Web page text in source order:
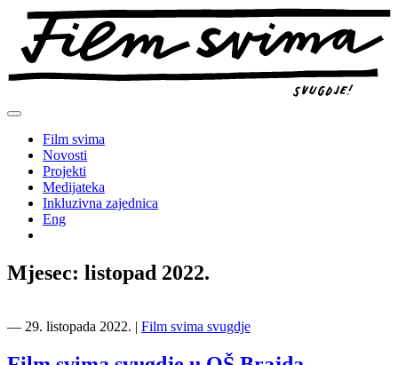
Preskoči
sadržaj
Film svima
Novosti
Projekti
Medijateka
Inkluzivna zajednica
Eng
Mjesec: listopad 2022.
― 29. listopada 2022. | Film svima svugdje